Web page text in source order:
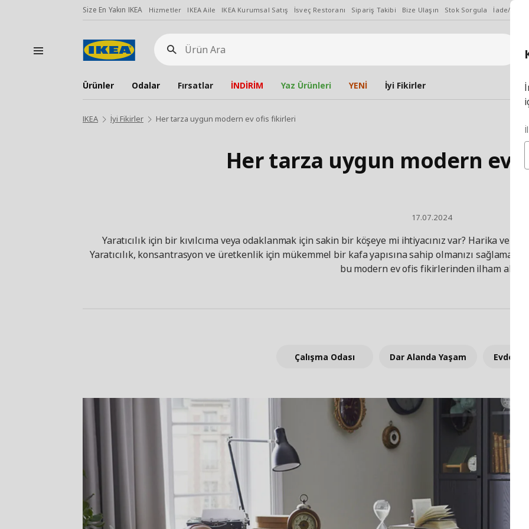
Size En Yakın IKEA Hizmetler IKEA Aile IKEA Kurumsal Satış İsveç Restoranı Sipariş Takibi Bize Ulaşın Stok Sorgula İade/
Ürün
Ara
Ürünler Odalar Fırsatlar İNDİRİM Yaz Ürünleri YENİ İyi Fikirler
IKEA İyi Fikirler Her tarza uygun modern ev ofis fikirleri
Her tarza uygun modern ev
17.07.2024
Yaratıcılık için bir kıvılcıma veya odaklanmak için sakin bir köşeye mi ihtiyacınız var? Harika ve
Yaratıcılık, konsantrasyon ve üretkenlik için mükemmel bir kafa yapısına sahip olmanızı sağlamak
bu modern ev ofis fikirlerinden ilham alın.
Çalışma Odası Dar Alanda Yaşam Evde